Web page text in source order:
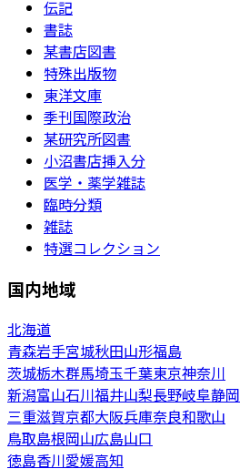
伝記
書誌
某書店図書
特殊出版物
東洋文庫
季刊国際政治
某研究所図書
小沼書店挿入分
医学・薬学雑誌
臨時分類
雑誌
特選コレクション
国内地域
北海道
青森岩手宮城秋田山形福島
茨城栃木群馬埼玉千葉東京神奈川
新潟富山石川福井山梨長野岐阜静岡
三重滋賀京都大阪兵庫奈良和歌山
鳥取島根岡山広島山口
徳島香川愛媛高知